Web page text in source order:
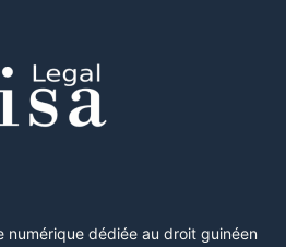
numérique dédiée au droit guinéen